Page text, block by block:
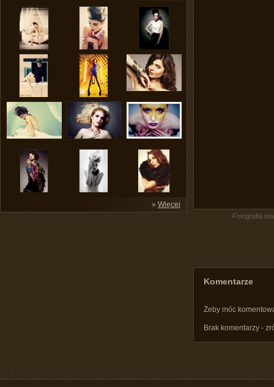
» Więcej
Fotografia
Komentarze
Żeby móc
Brak komentarzy -